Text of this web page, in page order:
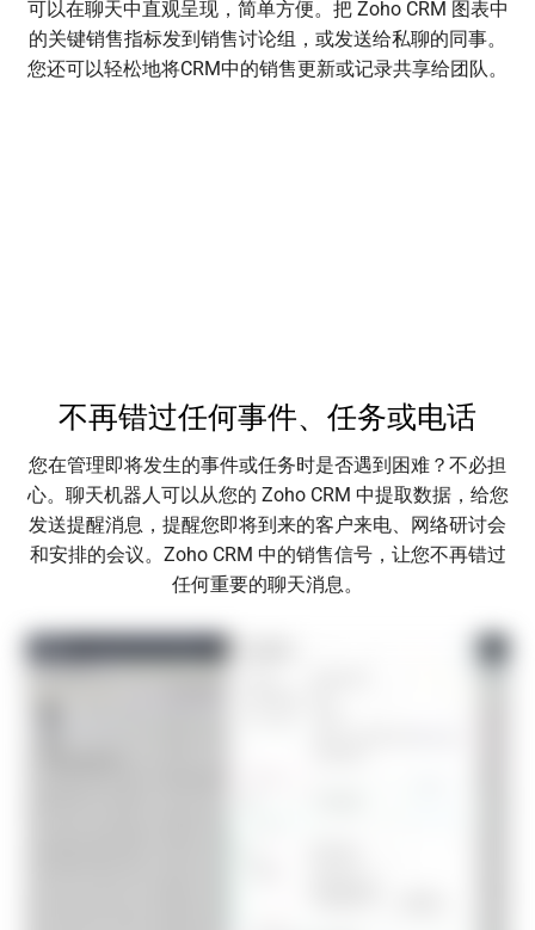
可以在聊天中直观呈现，简单方便。把 Zoho CRM 图表中
的关键销售指标发到销售讨论组，或发送给私聊的同事。
您还可以轻松地将CRM中的销售更新或记录共享给团队。
不再错过任何事件、任务或电话
您在管理即将发生的事件或任务时是否遇到困难？不必担
心。聊天机器人可以从您的 Zoho CRM 中提取数据，给您
发送提醒消息，提醒您即将到来的客户来电、网络研讨会
和安排的会议。Zoho CRM 中的销售信号，让您不再错过
任何重要的聊天消息。